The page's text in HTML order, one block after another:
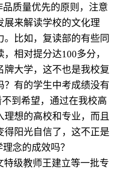
品质量优先的原则，注意
展来解读学校的文化理
比如， 复读部的有些同
，相对提分达100多分，
牌大学，这不也是我校复
？有的学生中考成绩没有
到希望，通过在我校高
理想的高校和专业，而且
得阳光自信了，这不正是
理念的成效吗？
特级教师王建立等一批专